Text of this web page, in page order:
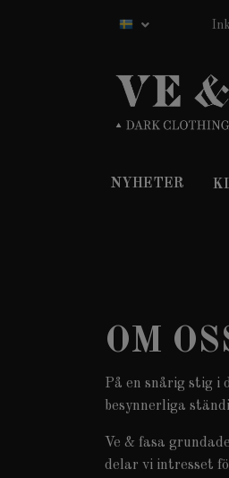
NYHETER
OM
På en snårig stig i
besynnerliga
Ve & fasa
delar vi intresset